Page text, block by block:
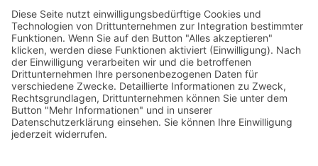
Support
Kostenlose Beratung vor und nach dem
Kauf!
Qualität